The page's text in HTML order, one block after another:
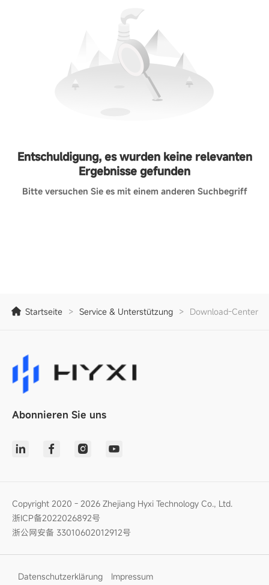
Entschuldigung, es wurden keine relevanten
Ergebnisse gefunden
Bitte versuchen Sie es mit einem anderen Suchbegriff
Startseite > Service & Unterstützung > Download-Center
Abonnieren Sie uns
Copyright 2020 - 2026 Zhejiang Hyxi Technology Co., Ltd.
浙ICP备2022026892号
浙公网安备 33010602012912号
Datenschutzerklärung Impressum